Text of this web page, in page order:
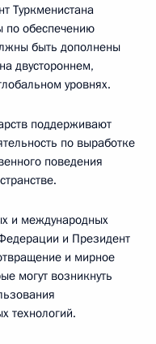
Туркменистана
по обеспечению
быть дополнены
двустороннем,
уровнях.
поддерживают
по выработке
поведения
и международных
и Президент
и мирное
могут возникнуть
технологий.